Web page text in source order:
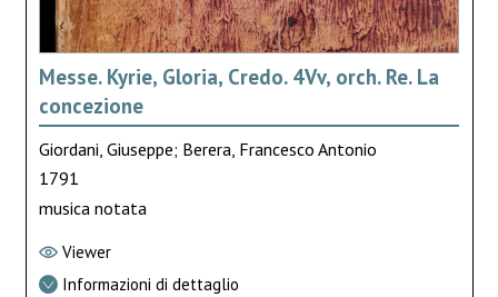
Messe. Kyrie, Gloria, Credo. 4Vv, orch. Re. La
concezione
Giordani, Giuseppe; Berera, Francesco Antonio
1791
musica notata
Viewer
Informazioni di dettaglio